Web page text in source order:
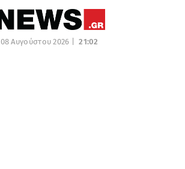
08 Αυγούστου 2026 | 21:02